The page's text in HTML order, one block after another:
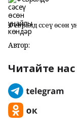
Февралдә сәсеү өсөн
Автор:
Читайте нас